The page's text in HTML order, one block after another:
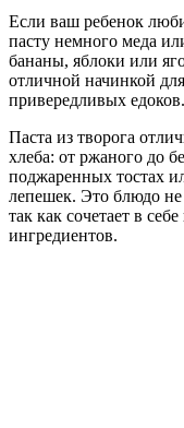
Если ваш ребенок
пасту немного меда
бананы, яблоки или
отличной начинкой
привередливых едоков.
Паста из творога
хлеба: от ржаного до
поджаренных тостах
лепешек. Это блюдо не
так как сочетает в
ингредиентов.